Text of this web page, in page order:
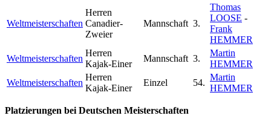
Weltmeisterschaften
Herren
Canadier-
Zweier
Mannschaft 3.
Thomas
LOOSE -
Frank
HEMMER
Weltmeisterschaften
Herren
Kajak-Einer
Mannschaft 3.
Martin
HEMMER
Weltmeisterschaften
Herren
Kajak-Einer
Einzel 54.
Martin
HEMMER
Platzierungen bei Deutschen Meisterschaften